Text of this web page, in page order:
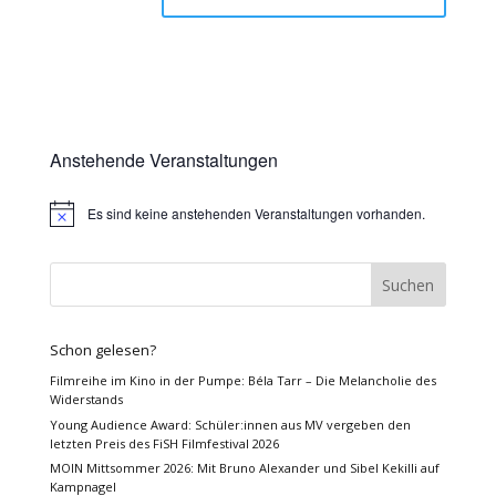
Anstehende Veranstaltungen
HinweisEs sind keine anstehenden Veranstaltungen vorhanden.
Schon gelesen?
Filmreihe im Kino in der Pumpe: Béla Tarr – Die Melancholie des
Widerstands
Young Audience Award: Schüler:innen aus MV vergeben den
letzten Preis des FiSH Filmfestival 2026
MOIN Mittsommer 2026: Mit Bruno Alexander und Sibel Kekilli auf
Kampnagel